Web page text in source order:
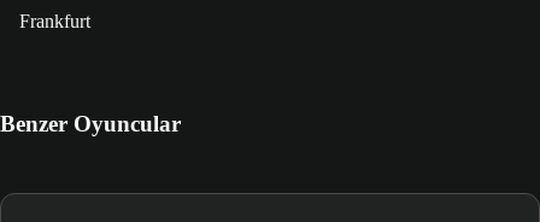
Frankfurt
Benzer Oyuncular